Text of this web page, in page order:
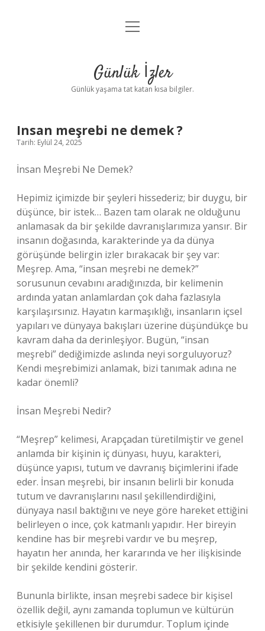
Anasayfa
Yasal Uyarı
menüyü
Günlük İzler
Günlük yaşama tat katan kısa bilgiler.
Insan meşrebi ne demek ?
Tarih: Eylül 24, 2025
İnsan Meşrebi Ne Demek?
Hepimiz içimizde bir şeyleri hissederiz; bir duygu, bir
düşünce, bir istek… Bazen tam olarak ne olduğunu
anlamasak da bir şekilde davranışlarımıza yansır. Bir
insanın doğasında, karakterinde ya da dünya
görüşünde belirgin izler bırakacak bir şey var:
Meşrep. Ama, “insan meşrebi ne demek?”
sorusunun cevabını aradığınızda, bir kelimenin
ardında yatan anlamlardan çok daha fazlasıyla
karşılaşırsınız. Hayatın karmaşıklığı, insanların içsel
yapıları ve dünyaya bakışları üzerine düşündükçe bu
kavram daha da derinleşiyor. Bugün, “insan
meşrebi” dediğimizde aslında neyi sorguluyoruz?
Kendi meşrebimizi anlamak, bizi tanımak adına ne
kadar önemli?
İnsan Meşrebi Nedir?
“Meşrep” kelimesi, Arapçadan türetilmiştir ve genel
anlamda bir kişinin iç dünyası, huyu, karakteri,
düşünce yapısı, tutum ve davranış biçimlerini ifade
eder. İnsan meşrebi, bir insanın belirli bir konuda
tutum ve davranışlarını nasıl şekillendirdiğini,
dünyaya nasıl baktığını ve neye göre hareket ettiğini
belirleyen o ince, çok katmanlı yapıdır. Her bireyin
kendine has bir meşrebi vardır ve bu meşrep,
hayatın her anında, her kararında ve her ilişkisinde
bir şekilde kendini gösterir.
Bununla birlikte, insan meşrebi sadece bir kişisel
özellik değil, aynı zamanda toplumun ve kültürün
etkisiyle şekillenen bir durumdur. Toplum içinde